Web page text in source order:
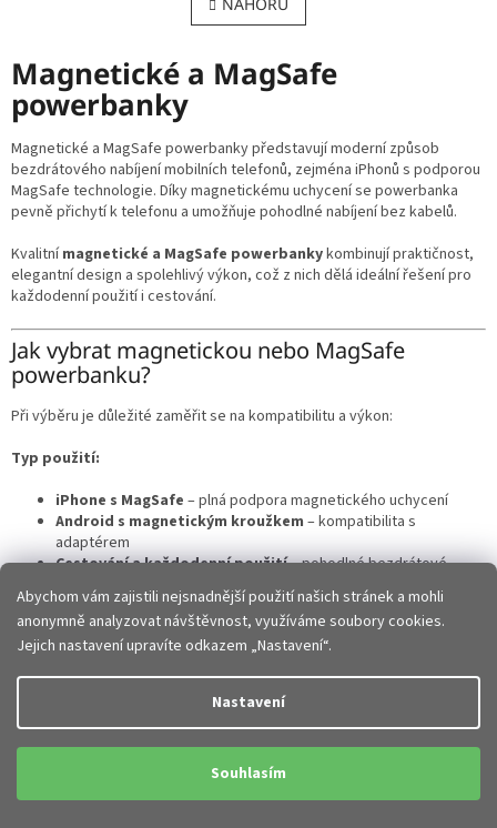
Abychom vám zajistili nejsnadnější použití našich stránek a mohli
anonymně analyzovat návštěvnost, využíváme soubory cookies.
Jejich nastavení upravíte odkazem „Nastavení“.
Nastavení
Souhlasím
á
a
c
r
v
k
y
ý
p
u
n
k
v
á
Magnetické a MagSafe
powerbanky
Magnetické a MagSafe powerbanky představují moderní způsob
bezdrátového nabíjení mobilních telefonů, zejména iPhonů s podporou
MagSafe technologie. Díky magnetickému uchycení se powerbanka
pevně přichytí k telefonu a umožňuje pohodlné nabíjení bez kabelů.
Kvalitnímagnetické a MagSafe powerbankykombinují praktičnost,
elegantní design a spolehlivý výkon, což z nich dělá ideální řešení pro
každodenní použití i cestování.
Jak vybrat magnetickou nebo MagSafe
powerbanku?
Při výběru je důležité zaměřit se na kompatibilitu a výkon:
Typ použití:
iPhone s MagSafe – plná podpora magnetického uchycení
Android s magnetickým kroužkem – kompatibilita s
adaptérem
Cestování a každodenní použití– pohodlné bezdrátové
nabíjení
Výkon a nabíjení
Magnetické powerbanky nabízejí:
optimalizovaný výkon pro mobilní zařízení